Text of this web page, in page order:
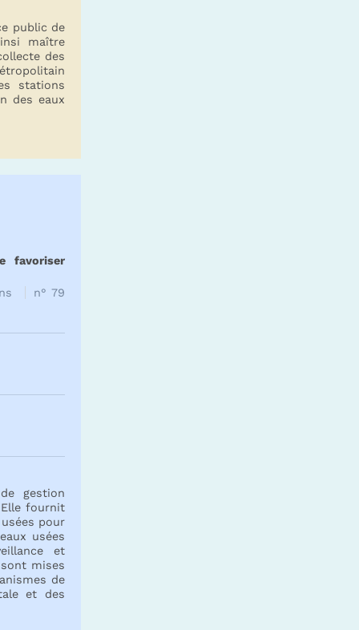
public de
maître
des
stations
des eaux
favoriser
n° 79
gestion
fournit
pour
usées
et
mises
de
et des